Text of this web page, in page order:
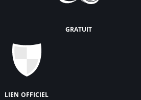
gratuit
lien officiel